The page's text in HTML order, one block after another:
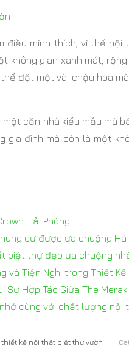
điều mình thích, vì thế
không gian xanh mát,
đặt một vài chậu hoa
căn nhà kiểu mẫu mà
gia đình mà còn là một
Hải Phòng
cư được ưa chuộng Hà
biệt thự đẹp ưa chuộng
và Tiện Nghi trong Thiết
Hợp Tác Giữa The
cùng với chất lượng nội
thiết kế nội thất biệt thự vườn |